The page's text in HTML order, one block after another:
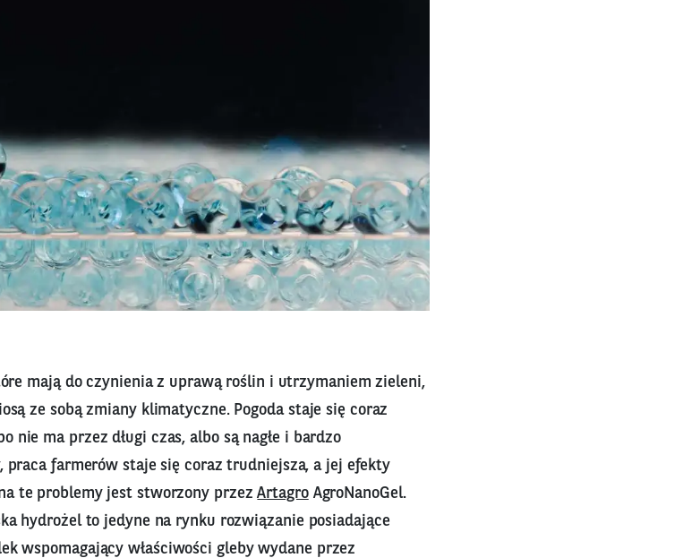
mają do czynienia z uprawą roślin i utrzymaniem zieleni,
ze sobą zmiany klimatyczne. Pogoda staje się coraz
nie ma przez długi czas, albo są nagłe i bardzo
praca farmerów staje się coraz trudniejsza, a jej efekty
te problemy jest stworzony przezArtagroAgroNanoGel.
hydrożel to jedyne na rynku rozwiązanie posiadające
wspomagający właściwości gleby wydane przez